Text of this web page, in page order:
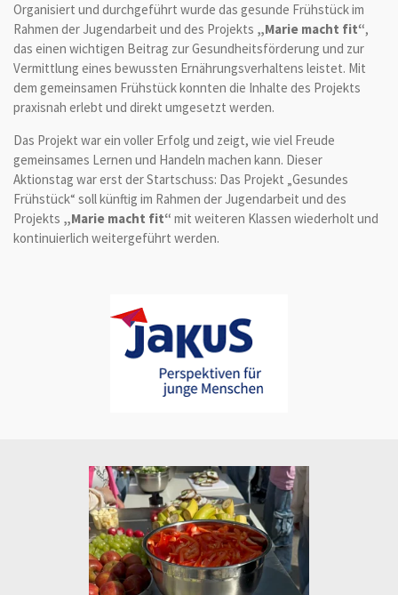
Organisiert und durchgeführt wurde das gesunde Frühstück im
Rahmen der Jugendarbeit und des Projekts „Marie macht fit“,
das einen wichtigen Beitrag zur Gesundheitsförderung und zur
Vermittlung eines bewussten Ernährungsverhaltens leistet. Mit
dem gemeinsamen Frühstück konnten die Inhalte des Projekts
praxisnah erlebt und direkt umgesetzt werden.
Das Projekt war ein voller Erfolg und zeigt, wie viel Freude
gemeinsames Lernen und Handeln machen kann. Dieser
Aktionstag war erst der Startschuss: Das Projekt „Gesundes
Frühstück“ soll künftig im Rahmen der Jugendarbeit und des
Projekts „Marie macht fit“ mit weiteren Klassen wiederholt und
kontinuierlich weitergeführt werden.